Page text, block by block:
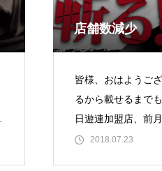
物
物
店舗数減少
皆様、おはようご
るから載せるまで
日遊連加盟店、前
全日遊連の加盟ホー
2018.07.23